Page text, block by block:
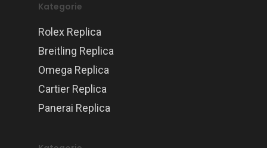
Kategorie
Rolex Replica
Breitling Replica
Omega Replica
Cartier Replica
Panerai Replica